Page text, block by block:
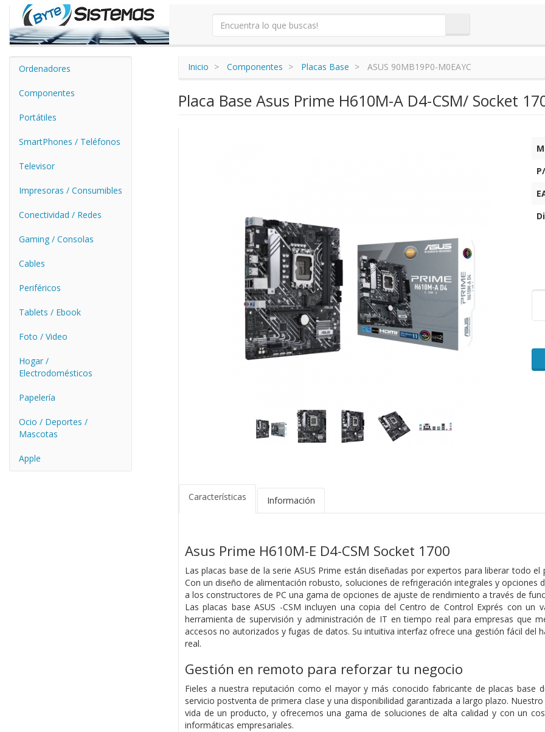
Ordenadores
Componentes
Portátiles
SmartPhones / Teléfonos
Televisor
Impresoras / Consumibles
Conectividad / Redes
Gaming / Consolas
Cables
Periféricos
Tablets / Ebook
Foto / Video
Hogar /
Electrodomésticos
Papelería
Ocio / Deportes /
Mascotas
Apple
Inicio Componentes Placas Base ASUS 90MB19P0-M0EAYC
Placa Base Asus Prime H610M-A D4-CSM/ Socket
Características Información
Asus Prime H610M-E D4-CSM Socket 1700
Las placas base de la serie ASUS Prime están diseñadas por expertos para liberar todo
Con un diseño de alimentación robusto, soluciones de refrigeración integrales y opciones
a los constructores de PC una gama de opciones de ajuste de rendimiento a través de
Las placas base ASUS -CSM incluyen una copia del Centro de Control Exprés con un
herramienta de supervisión y administración de IT en tiempo real para empresas que
accesos no autorizados y fugas de datos. Su intuitiva interfaz ofrece una gestión fácil del
real.
Gestión en remoto para reforzar tu negocio
Fieles a nuestra reputación como el mayor y más conocido fabricante de placas base
servicio postventa de primera clase y una disponibilidad garantizada a largo plazo.
vida de un producto, y ofrecemos una gama de soluciones de alta calidad y con un
informáticas empresariales.